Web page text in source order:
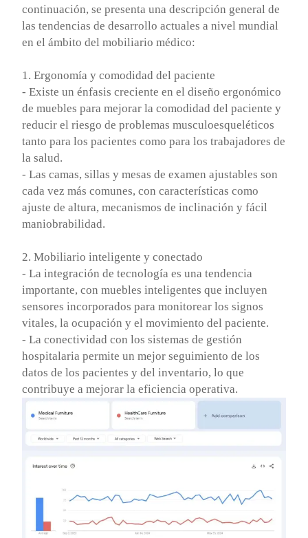
continuación, se presenta una descripción general de
las tendencias de desarrollo actuales a nivel mundial
en el ámbito del mobiliario médico:
1. Ergonomía y comodidad del paciente
- Existe un énfasis creciente en el diseño ergonómico
de muebles para mejorar la comodidad del paciente y
reducir el riesgo de problemas musculoesqueléticos
tanto para los pacientes como para los trabajadores de
la salud.
- Las camas, sillas y mesas de examen ajustables son
cada vez más comunes, con características como
ajuste de altura, mecanismos de inclinación y fácil
maniobrabilidad.
2. Mobiliario inteligente y conectado
- La integración de tecnología es una tendencia
importante, con muebles inteligentes que incluyen
sensores incorporados para monitorear los signos
vitales, la ocupación y el movimiento del paciente.
- La conectividad con los sistemas de gestión
hospitalaria permite un mejor seguimiento de los
datos de los pacientes y del inventario, lo que
contribuye a mejorar la eficiencia operativa.